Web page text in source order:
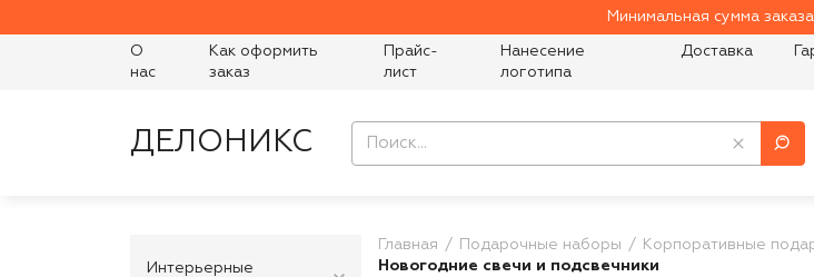
Минимальная сумма заказа
О
нас
Как оформить
заказ
Прайс-
лист
Нанесение
логотипа
Доставка
ДЕЛОНИКС
Интерьерные
Главная Подарочные наборы
Корпоративные
Новогодние свечи и подсвечники